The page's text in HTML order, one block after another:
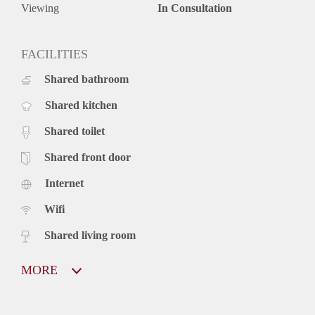
- 7 minuten lopen centraal station
- Xbox One van het huis
- Ruime binnenplaats
Ben je geïnteresseerd stuur mij dan een bericht!
Viewing In Consultation
FACILITIES
Shared bathroom
Shared kitchen
Shared toilet
Shared front door
Internet
Wifi
Shared living room
MORE